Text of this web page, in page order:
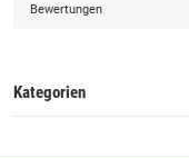
Bewertungen
Kategorien